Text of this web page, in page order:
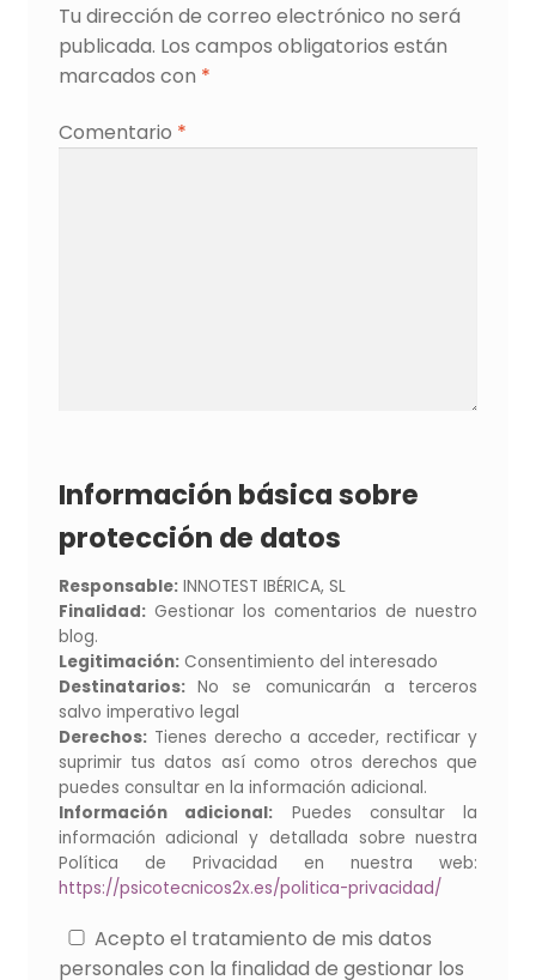
Tu dirección de correo electrónico no será
publicada. Los campos obligatorios están
marcados con *
Comentario *
Información básica sobre
protección de datos
Responsable:INNOTEST IBÉRICA, SL
Finalidad:Gestionar los comentarios de nuestro
blog.
Legitimación:Consentimiento del interesado
Destinatarios: No se comunicarán a terceros
salvo imperativo legal
Derechos:Tienes derecho a acceder, rectificar y
suprimir tus datos así como otros derechos que
puedes consultar en la información adicional.
Información adicional: Puedes consultar la
información adicional y detallada sobre nuestra
Política de Privacidad en nuestra web:
https://psicotecnicos2x.es/politica-privacidad/
Acepto el tratamiento de mis datos
personales con la finalidad de gestionar los